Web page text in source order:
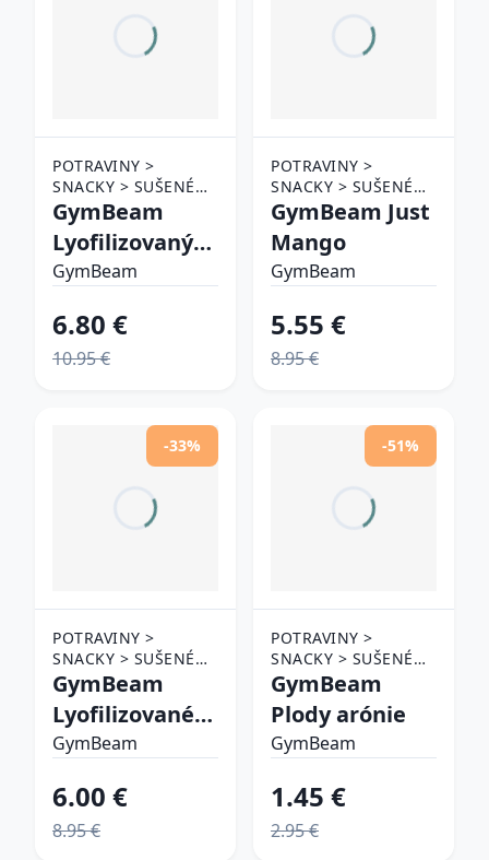
POTRAVINY >
SNACKY > SUŠENÉ
OVOCIE
GymBeam
Lyofilizovaný
tropický mix
GymBeam
6.80 €
10.95 €
POTRAVINY >
SNACKY > SUŠENÉ
OVOCIE
GymBeam Just
Mango
GymBeam
5.55 €
8.95 €
-33%
POTRAVINY >
SNACKY > SUŠENÉ
OVOCIE
GymBeam
Lyofilizované
jablká
GymBeam
6.00 €
8.95 €
-51%
POTRAVINY >
SNACKY > SUŠENÉ
OVOCIE
GymBeam
Plody arónie
GymBeam
1.45 €
2.95 €